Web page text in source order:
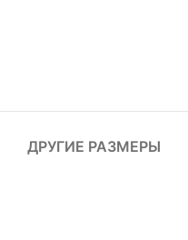
ДРУГИЕ РАЗМЕРЫ